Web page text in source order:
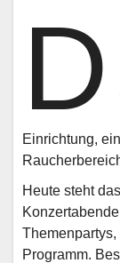
D
Einrichtung,
Heute steht das
Programm.